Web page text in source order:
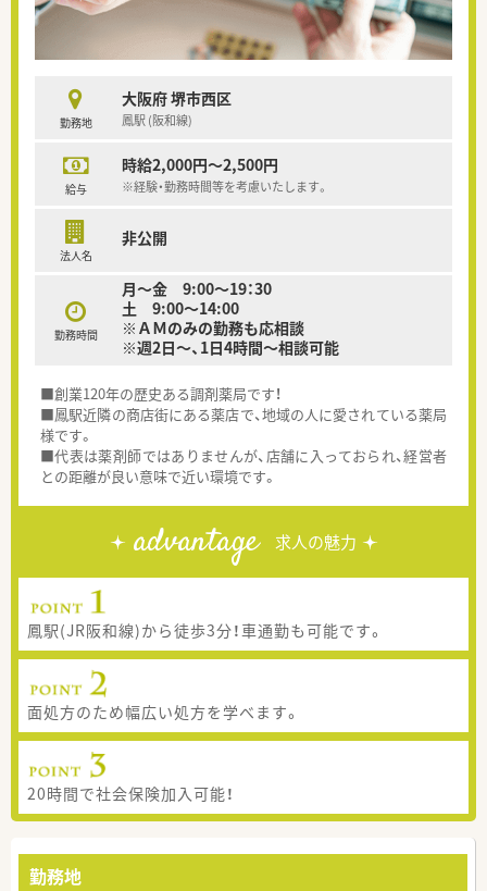
勤務地
大阪府 堺市西区
鳳駅 (阪和線)
給与
時給2,000円～2,500円
※経験・勤務時間等を考慮いたします。
法人名
非公開
勤務時間
月～金 9:00～19：30
土 9:00～14:00
※ＡＭのみの勤務も応相談
※週2日～、1日4時間～相談可能
■創業120年の歴史ある調剤薬局です！
■鳳駅近隣の商店街にある薬店で、地域の人に愛されている薬局
様です。
■代表は薬剤師ではありませんが、店舗に入っておられ、経営者
との距離が良い意味で近い環境です。
advantage 求人の魅力
鳳駅(JR阪和線)から徒歩3分！車通勤も可能です。
面処方のため幅広い処方を学べます。
20時間で社会保険加入可能！
勤務地